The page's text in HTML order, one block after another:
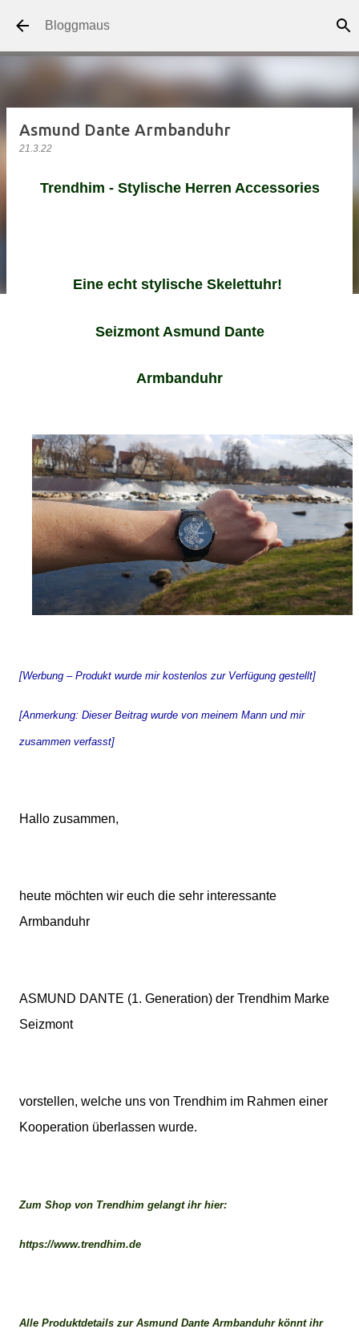
Bloggmaus
Asmund Dante Armbanduhr
21.3.22
Trendhim - Stylische Herren Accessories
Eine echt stylische Skelettuhr!
Seizmont Asmund Dante
Armbanduhr
[Werbung – Produkt wurde mir kostenlos zur Verfügung gestellt]
[Anmerkung: Dieser Beitrag wurde von meinem Mann und mir
zusammen verfasst]
Hallo zusammen,
heute möchten wir euch die sehr interessante
Armbanduhr
ASMUND DANTE (1. Generation) der Trendhim Marke
Seizmont
vorstellen, welche uns von Trendhim im Rahmen einer
Kooperation überlassen wurde.
Zum Shop von Trendhim gelangt ihr hier:
https://www.trendhim.de
Alle Produktdetails zur Asmund Dante Armbanduhr könnt ihr